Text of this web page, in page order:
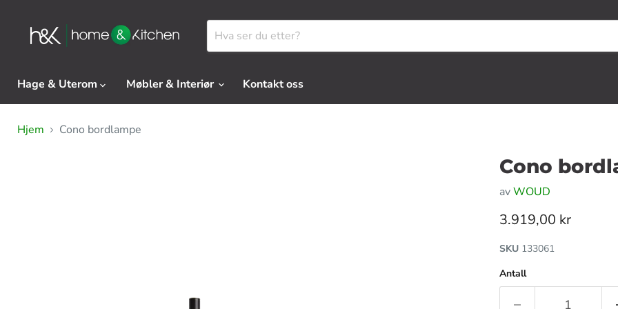
Hage & Uterom
Møbler & Interiør Kontakt oss
Hjem Cono bordlampe
Cono
avWOUD
Gjeldende pris
3.919,00 kr
SKU 133061
Antall